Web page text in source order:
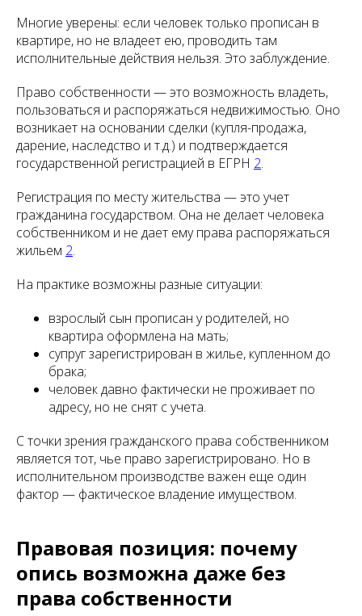
Многие уверены: если человек только прописан в
квартире, но не владеет ею, проводить там
исполнительные действия нельзя. Это заблуждение.
Право собственности — это возможность владеть,
пользоваться и распоряжаться недвижимостью. Оно
возникает на основании сделки (купля-продажа,
дарение, наследство и т.д.) и подтверждается
государственной регистрацией в ЕГРН 2.
Регистрация по месту жительства — это учет
гражданина государством. Она не делает человека
собственником и не дает ему права распоряжаться
жильем 2.
На практике возможны разные ситуации:
взрослый сын прописан у родителей, но
квартира оформлена на мать;
супруг зарегистрирован в жилье, купленном до
брака;
человек давно фактически не проживает по
адресу, но не снят с учета.
С точки зрения гражданского права собственником
является тот, чье право зарегистрировано. Но в
исполнительном производстве важен еще один
фактор — фактическое владение имуществом.
Правовая позиция: почему
опись возможна даже без
права собственности